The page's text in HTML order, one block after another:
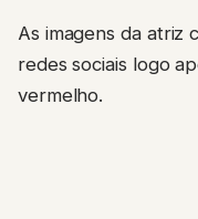
As imagens da atriz
redes sociais logo
vermelho.